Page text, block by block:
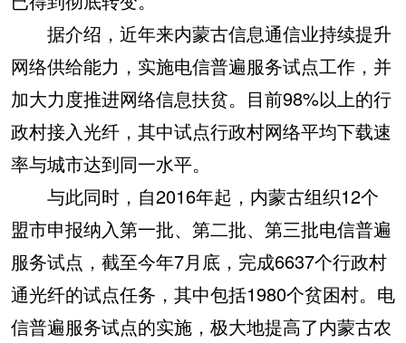
据介绍，近年来内蒙古信息通信业持续提升
网络供给能力，实施电信普遍服务试点工作，并
加大力度推进网络信息扶贫。目前98%以上的行
政村接入光纤，其中试点行政村网络平均下载速
率与城市达到同一水平。
与此同时，自2016年起，内蒙古组织12个
盟市申报纳入第一批、第二批、第三批电信普遍
服务试点，截至今年7月底，完成6637个行政村
通光纤的试点任务，其中包括1980个贫困村。电
信普遍服务试点的实施，极大地提高了内蒙古农